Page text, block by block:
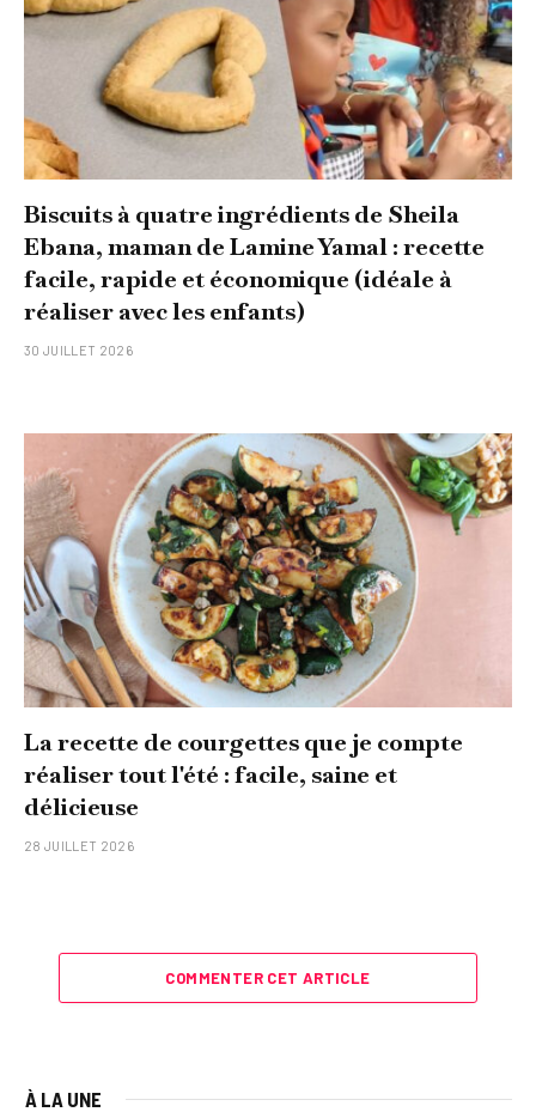
Biscuits à quatre ingrédients de Sheila
Ebana, maman de Lamine Yamal : recette
facile, rapide et économique (idéale à
réaliser avec les enfants)
30 JUILLET 2026
La recette de courgettes que je compte
réaliser tout l'été : facile, saine et
délicieuse
28 JUILLET 2026
COMMENTER CET ARTICLE
À LA UNE